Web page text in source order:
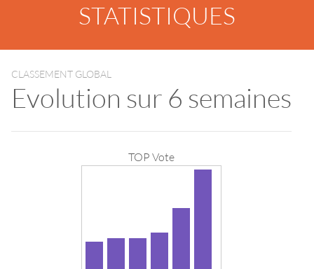
STATISTIQUES
CLASSEMENT GLOBAL
Evolution sur 6 semaines
TOP Vote